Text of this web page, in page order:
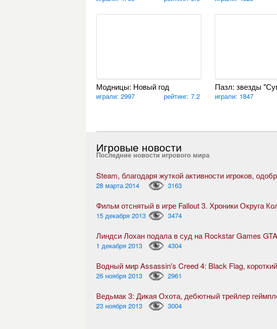
Модницы: Новый год
играли: 2997 рейтинг: 7.2
Пазл: звезды
играли: 1847
Игровые новости
Последние новости игрового мира
28 марта 2014 3163
Фильм отснятый в игре Fallout 3. Хроники Округа
15 декабря 2013 3474
Линдси Лохан подала в суд на Rockstar Games
1 декабря 2013 4304
Водный мир Assassin's Creed 4: Black Flag,
26 ноября 2013 2961
23 ноября 2013 3004